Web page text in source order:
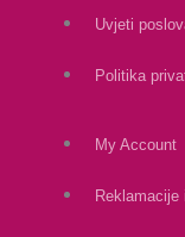
Uvjeti
Politika
My Account